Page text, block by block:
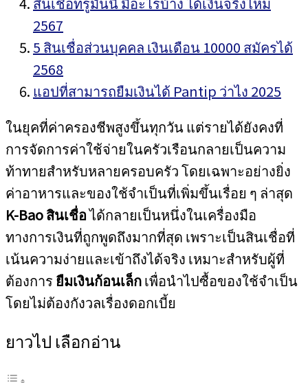
2567
5 สินเชื่อส่วนบุคคล เงินเดือน 10000 สมัครได้
2568
แอปที่สามารถยืมเงินได้ Pantip ว่าไง 2025
ในยุคที่ค่าครองชีพสูงขึ้นทุกวัน แต่รายได้ยังคงที่
การจัดการค่าใช้จ่ายในครัวเรือนกลายเป็นความ
ท้าทายสำหรับหลายครอบครัว โดยเฉพาะอย่างยิ่ง
ค่าอาหารและของใช้จำเป็นที่เพิ่มขึ้นเรื่อย ๆ ล่าสุด
K-Bao สินเชื่อได้กลายเป็นหนึ่งในเครื่องมือ
ทางการเงินที่ถูกพูดถึงมากที่สุด เพราะเป็นสินเชื่อที่
เน้นความง่ายและเข้าถึงได้จริง เหมาะสำหรับผู้ที่
ต้องการ ยืมเงินก้อนเล็กเพื่อนำไปซื้อของใช้จำเป็น
โดยไม่ต้องกังวลเรื่องดอกเบี้ย
ยาวไป เลือกอ่าน